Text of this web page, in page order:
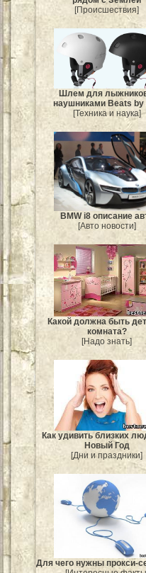
[Происшествия]
Шлем для
наушниками Beats by
[Техника и наука]
BMW i8 описание
[Авто новости]
Какой должна быть
комната?
[Надо знать]
Как удивить близких
Новый Год
[Дни и праздники]
Для чего нужны прокси-